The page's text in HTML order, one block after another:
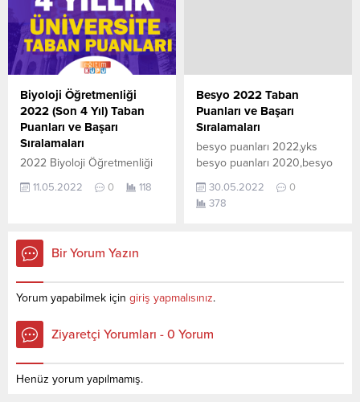
Puanları ve Başarı
Sıralamaları son 4 yıla ait
veriler aşağıdaki gibidir. Bu
puanlar 2021, 2020, 2019 ve
2018 yıllarına ait Üniversite
yerleştirme
puanlarıdır. Sayfamızdaki
verilerin
tamamı ÖSYM ve YÖK-
yayınlanmış olan en son...
2018 yıllarına ait Üniversite
yerleştirme
puanlarıdır. Sayfamızdaki
verilerin
YÖKATLAS tarafından
yayınlanmış olan en son...
Biyoloji Öğretmenliği
2022 (Son 4 Yıl) Taban
Puanları ve Başarı
Sıralamaları
2022 Biyoloji Öğretmenliği
sıralamaları açıklandı. En
TYT AYT (YKS) Taban
Puanları ve Başarı
veriler aşağıdaki gibidir. Bu
puanlar 2021, 2020, 2019 ve
2018 yıllarına ait Üniversite
yerleştirme
verilerin
tamamı ÖSYM ve YÖK-
11.05.2022 0 118
Besyo 2022 Taban
Puanları ve Başarı
Sıralamaları
besyo puanları 2022,yks
besyo puanları 2020,besyo
taban puanları yks,besyo
puanları, BESYO Bölümleri
2022 TYT–AYT (YKS)’ye
30.05.2022
0
378
Bir Yorum Yazın
Yorum yapabilmek için giriş yapmalısınız.
Ziyaretçi Yorumları - 0 Yorum
Henüz yorum yapılmamış.